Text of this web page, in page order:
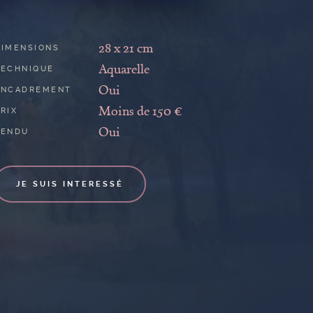
28 x 21 cm
Aquarelle
Oui
Moins de 150 €
Oui
JE SUIS INTERESSÉ